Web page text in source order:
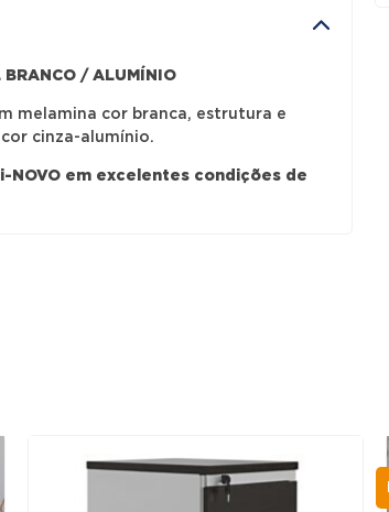
BRANCO / ALUMÍNIO
melamina cor branca, estrutura e
cinza-alumínio.
NOVO em excelentes condições de